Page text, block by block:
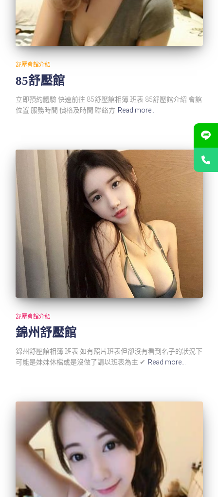
舒壓會館介紹
85舒壓館
立即預約體驗 快速前往 85舒壓館相簿 班表 85舒壓館介紹 會館
位置 服務時間 價格及時間 聯絡方 Read more…
舒壓會館介紹
錦州舒壓館
錦州舒壓館相簿 班表 如有照片班表但卻沒有看到名子的狀況下
可能是妹妹休檔或是沒做了請以班表為主 ✔ Read more…